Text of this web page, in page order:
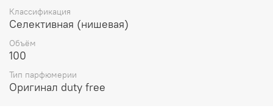
мороженого и чувственными мускусными оттенками.
Классификация
Селективная (нишевая)
Объём
100
Тип парфюмерии
Оригинал duty free